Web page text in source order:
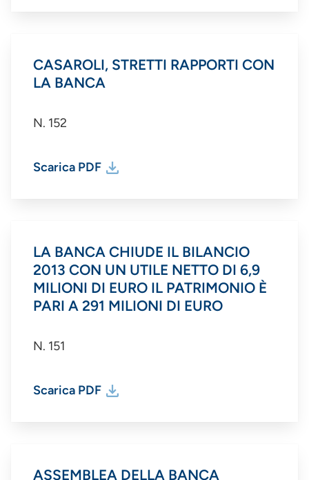
CASAROLI, STRETTI RAPPORTI CON
LA BANCA
N. 152
Scarica PDF
LA BANCA CHIUDE IL BILANCIO
2013 CON UN UTILE NETTO DI 6,9
MILIONI DI EURO IL PATRIMONIO È
PARI A 291 MILIONI DI EURO
N. 151
Scarica PDF
ASSEMBLEA DELLA BANCA